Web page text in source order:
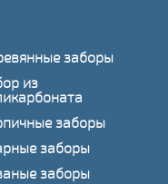
заборы
из
заборы
заборы
заборы